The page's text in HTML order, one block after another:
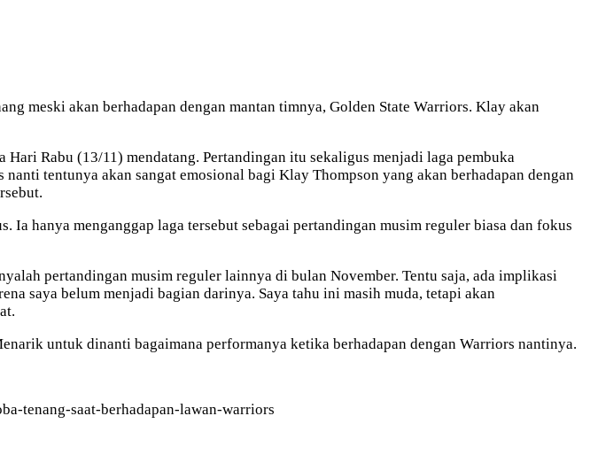
meski akan berhadapan dengan mantan timnya, Golden State Warriors. Klay akan
Rabu (13/11) mendatang. Pertandingan itu sekaligus menjadi laga pembuka
tentunya akan sangat emosional bagi Klay Thompson yang akan berhadapan dengan
hanya menganggap laga tersebut sebagai pertandingan musim reguler biasa dan fokus
pertandingan musim reguler lainnya di bulan November. Tentu saja, ada implikasi
saya belum menjadi bagian darinya. Saya tahu ini masih muda, tetapi akan
untuk dinanti bagaimana performanya ketika berhadapan dengan Warriors nantinya.
tenang-saat-berhadapan-lawan-warriors